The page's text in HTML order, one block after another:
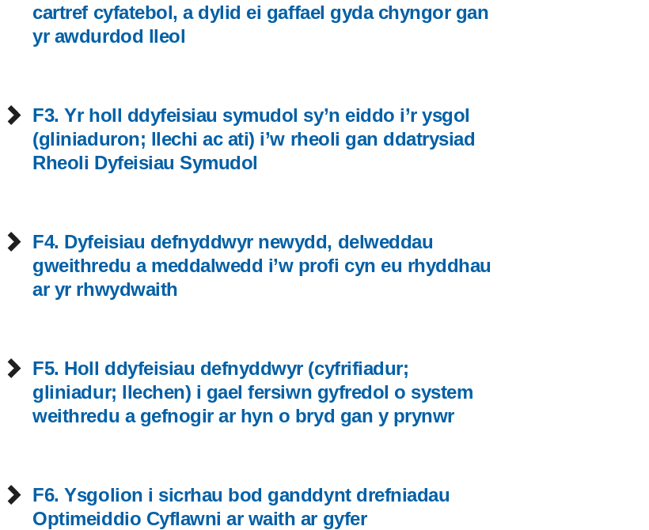
cartref cyfatebol, a dylid ei gaffael gyda chyngor gan
yr awdurdod lleol
F3. Yr holl ddyfeisiau symudol sy’n eiddo i’r ysgol
(gliniaduron; llechi ac ati) i’w rheoli gan ddatrysiad
Rheoli Dyfeisiau Symudol
F4. Dyfeisiau defnyddwyr newydd, delweddau
gweithredu a meddalwedd i’w profi cyn eu rhyddhau
ar yr rhwydwaith
F5. Holl ddyfeisiau defnyddwyr (cyfrifiadur;
gliniadur; llechen) i gael fersiwn gyfredol o system
weithredu a gefnogir ar hyn o bryd gan y prynwr
F6. Ysgolion i sicrhau bod ganddynt drefniadau
Optimeiddio Cyflawni ar waith ar gyfer